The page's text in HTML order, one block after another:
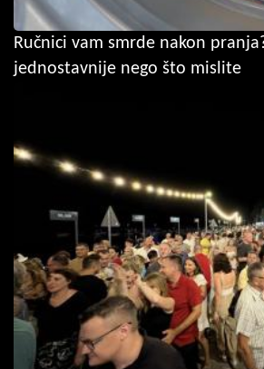
Ručnici vam smrde nakon
jednostavnije nego što mislite